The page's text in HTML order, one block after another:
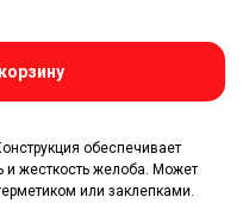
обеспечивает
и жесткость желоба. Может
или заклепками.